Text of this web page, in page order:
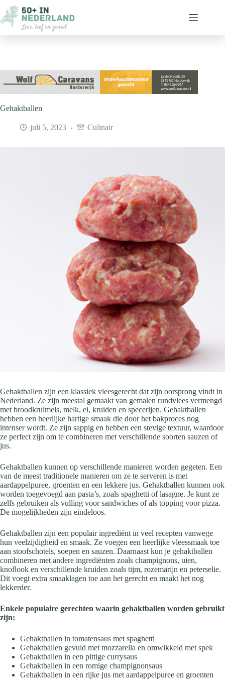
naar
de
inhoud
Gehaktballen
juli 5, 2023 Culinair
Gehaktballen zijn een klassiek vleesgerecht dat zijn oorsprong vindt in
Nederland. Ze zijn meestal gemaakt van gemalen rundvlees vermengd
met broodkruimels, melk, ei, kruiden en specerijen. Gehaktballen
hebben een heerlijke hartige smaak die door het bakproces nog
intenser wordt. Ze zijn sappig en hebben een stevige textuur, waardoor
ze perfect zijn om te combineren met verschillende soorten sauzen of
jus.
Gehaktballen kunnen op verschillende manieren worden gegeten. Een
van de meest traditionele manieren om ze te serveren is met
aardappelpuree, groenten en een lekkere jus. Gehaktballen kunnen ook
worden toegevoegd aan pasta’s, zoals spaghetti of lasagne. Je kunt ze
zelfs gebruiken als vulling voor sandwiches of als topping voor pizza.
De mogelijkheden zijn eindeloos.
Gehaktballen zijn een populair ingrediënt in veel recepten vanwege
hun veelzijdigheid en smaak. Ze voegen een heerlijke vleessmaak toe
aan stoofschotels, soepen en sauzen. Daarnaast kun je gehaktballen
combineren met andere ingrediënten zoals champignons, uien,
knoflook en verschillende kruiden zoals tijm, rozemarijn en peterselie.
Dit voegt extra smaaklagen toe aan het gerecht en maakt het nog
lekkerder.
Enkele populaire gerechten waarin gehaktballen worden gebruikt
zijn:
Gehaktballen in tomatensaus met spaghetti
Gehaktballen gevuld met mozzarella en omwikkeld met spek
Gehaktballen in een pittige currysaus
Gehaktballen in een romige champignonsaus
Gehaktballen in een rijke jus met aardappelpuree en groenten